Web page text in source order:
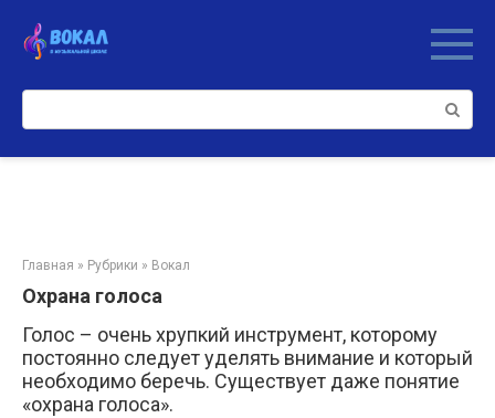
контенту
Поиск:
Главная » Рубрики » Вокал
Охрана голоса
Голос – очень хрупкий инструмент, которому
постоянно следует уделять внимание и который
необходимо беречь. Существует даже понятие
«охрана голоса».